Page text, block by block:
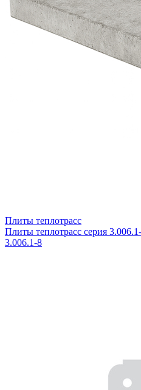
Плиты теплотрасс
Плиты теплотрасс серия
3.006.1-8